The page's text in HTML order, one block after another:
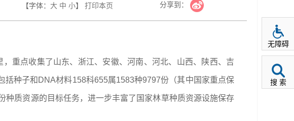
【字体： 大 中 小】 打印本页 分享到：
重点收集了山东、浙江、安徽、河南、河北、山西、陕西、吉
种子和DNA材料158科655属1583种9797份（其中国家重点保
质资源的目标任务，进一步丰富了国家林草种质资源设施保存
无障碍
搜 索